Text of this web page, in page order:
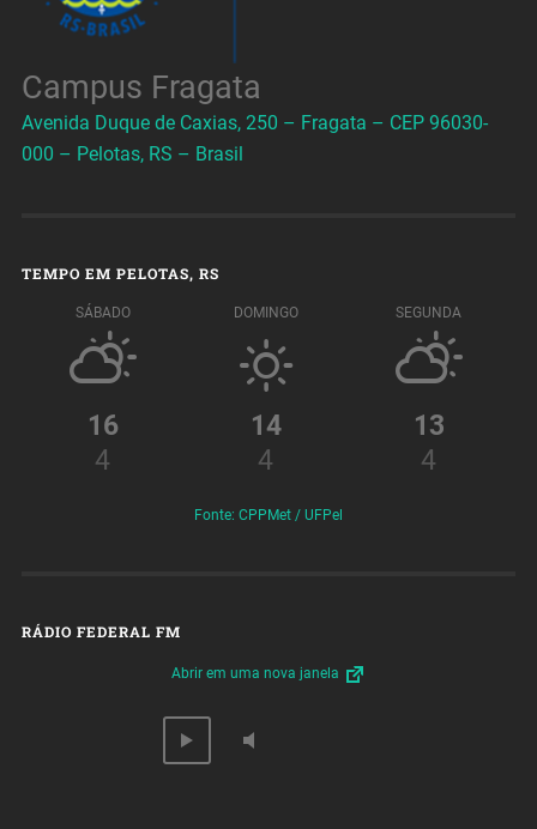
Campus Fragata
Avenida Duque de Caxias, 250 – Fragata – CEP 96030-
000 – Pelotas, RS – Brasil
TEMPO EM PELOTAS, RS
SÁBADO
16
4
DOMINGO
14
4
SEGUNDA
13
4
Fonte: CPPMet / UFPel
RÁDIO FEDERAL FM
Abrir em uma nova janela